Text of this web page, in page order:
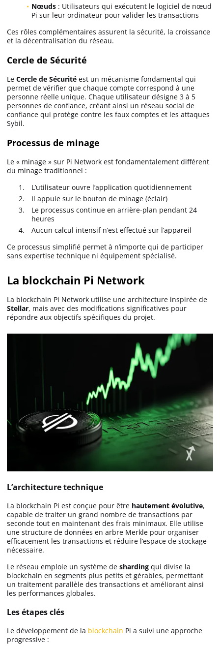
Nœuds : Utilisateurs qui exécutent le logiciel de nœud
Pi sur leur ordinateur pour valider les transactions
Ces rôles complémentaires assurent la sécurité, la croissance
et la décentralisation du réseau.
Cercle de Sécurité
Le Cercle de Sécurité est un mécanisme fondamental qui
permet de vérifier que chaque compte correspond à une
personne réelle unique. Chaque utilisateur désigne 3 à 5
personnes de confiance, créant ainsi un réseau social de
confiance qui protège contre les faux comptes et les attaques
Sybil.
Processus de minage
Le « minage » sur Pi Network est fondamentalement différent
du minage traditionnel :
L’utilisateur ouvre l’application quotidiennement
Il appuie sur le bouton de minage (éclair)
Le processus continue en arrière-plan pendant 24
heures
Aucun calcul intensif n’est effectué sur l’appareil
Ce processus simplifié permet à n’importe qui de participer
sans expertise technique ni équipement spécialisé.
La blockchain Pi Network
La blockchain Pi Network utilise une architecture inspirée de
Stellar, mais avec des modifications significatives pour
répondre aux objectifs spécifiques du projet.
L’architecture technique
La blockchain Pi est conçue pour être hautement évolutive,
capable de traiter un grand nombre de transactions par
seconde tout en maintenant des frais minimaux. Elle utilise
une structure de données en arbre Merkle pour organiser
efficacement les transactions et réduire l’espace de stockage
nécessaire.
Le réseau emploie un système de sharding qui divise la
blockchain en segments plus petits et gérables, permettant
un traitement parallèle des transactions et améliorant ainsi
les performances globales.
Les étapes clés
Le développement de la blockchain Pi a suivi une approche
progressive :